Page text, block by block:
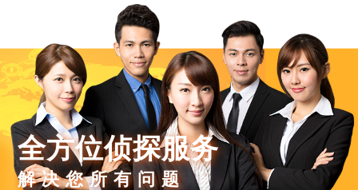
全方位侦探服务
解决您所有问题